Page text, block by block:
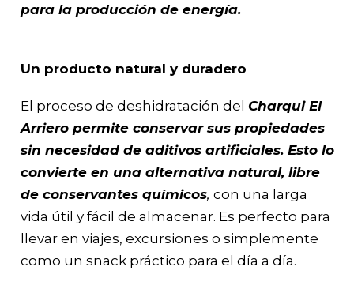
para la producción de energía.
Un producto natural y duradero
El proceso de deshidratación del Charqui El
Arriero permite conservar sus propiedades
sin necesidad de aditivos artificiales. Esto lo
convierte en una alternativa natural, libre
de conservantes químicos, con una larga
vida útil y fácil de almacenar. Es perfecto para
llevar en viajes, excursiones o simplemente
como un snack práctico para el día a día.